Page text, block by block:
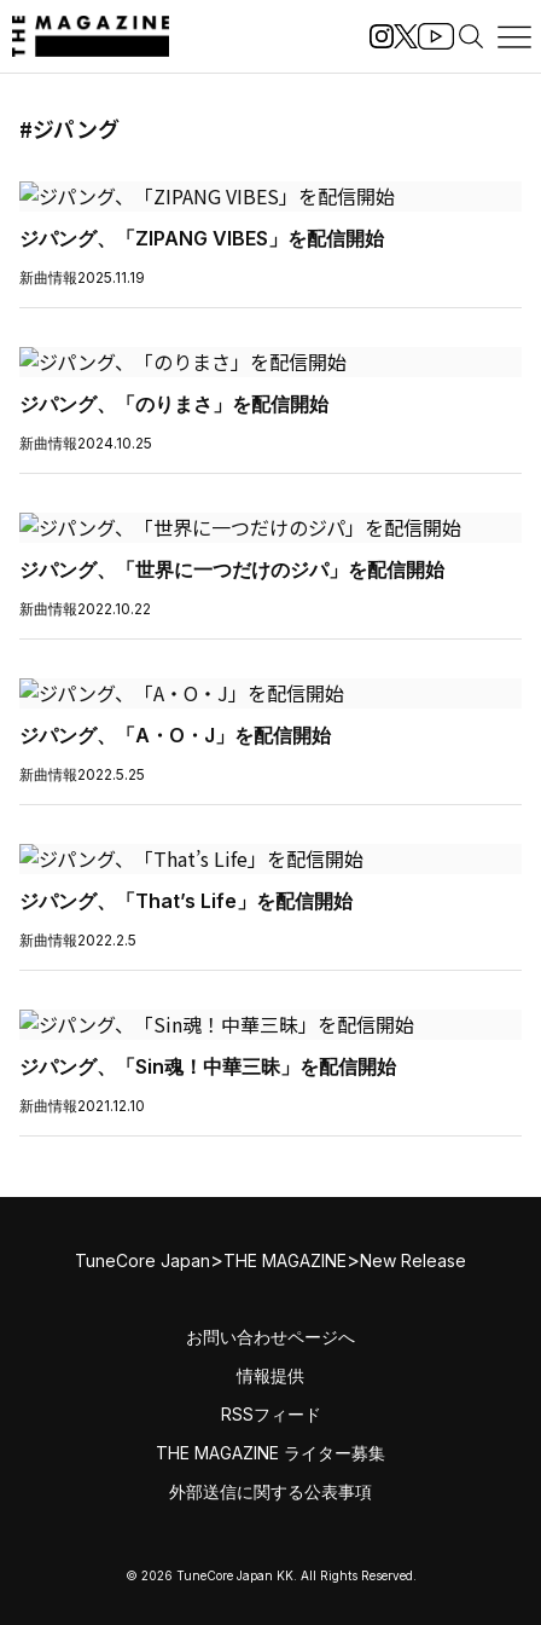
#ジパング
ジパング、「ZIPANG VIBES」を配信開始
新曲情報2025.11.19
ジパング、「のりまさ」を配信開始
新曲情報2024.10.25
ジパング、「世界に一つだけのジパ」を配信開始
新曲情報2022.10.22
ジパング、「A・O・J」を配信開始
新曲情報2022.5.25
ジパング、「That’s Life」を配信開始
新曲情報2022.2.5
ジパング、「Sin魂！中華三昧」を配信開始
新曲情報2021.12.10
TuneCore Japan>THE MAGAZINE>New Release
お問い合わせページへ
情報提供
RSSフィード
THE MAGAZINE ライター募集
外部送信に関する公表事項
© 2026 TuneCore Japan KK. All Rights Reserved.